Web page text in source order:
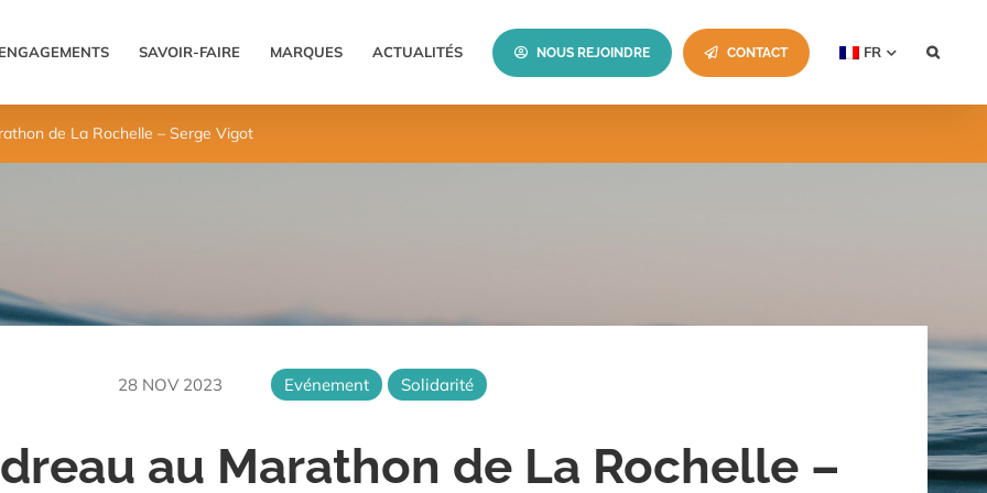
ENGAGEMENTS SAVOIR-FAIRE MARQUES ACTUALITÉS NOUS REJOINDRE CONTACT FR
de La Rochelle – Serge Vigot
28 NOV 2023 Evénement Solidarité
au Marathon de La Rochelle –